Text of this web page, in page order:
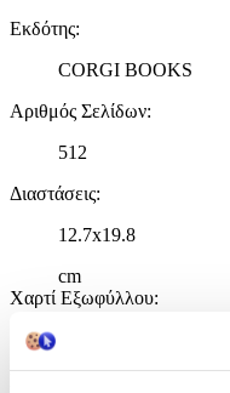
Εκδότης:
CORGI BOOKS
Αριθμός Σελίδων:
512
Διαστάσεις:
12.7x19.8
cm
Χαρτί Εξωφύλλου: